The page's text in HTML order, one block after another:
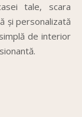
tale, scara
și personalizată
de interior